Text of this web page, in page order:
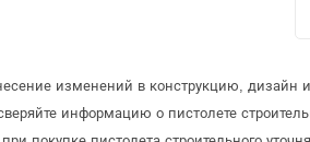
изменений в конструкцию, дизайн
информацию о пистолете